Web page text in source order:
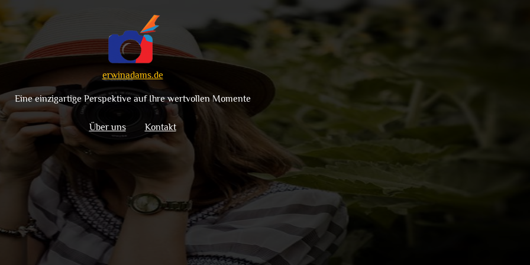
erwinadams.de
Eine einzigartige Perspektive auf Ihre wertvollen Momente
Über uns Kontakt